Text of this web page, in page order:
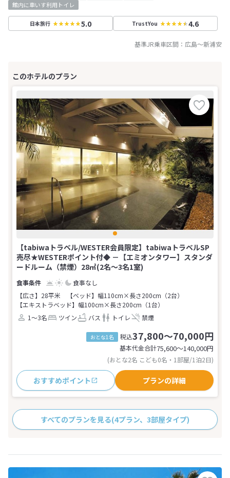
館内に車いす利用トイレ
日本旅行 5.0 TrustYou 4.6
基準JR乗車区間： 広島～新浦安
【tabiwaトラベル/WESTER会員限定】tabiwaトラベルSP
売尽★WESTERポイント付◆ －【エミオンタワー】スタンダ
ードルーム（禁煙）28㎡(2名～3名1室)
食事なし
【広さ】28平米
【ベッド】幅110cm×長さ200cm（2台）
【エキストラベッド】幅100cm×長さ200cm（1台）
1～3名
ツイン バス トイレ 禁煙
おとな1名 税込37,800～70,000円
基本代金合計75,600〜140,000円
(おとな2名 こども0名・1部屋/1泊2日)
おすすめポイント プランの詳細
すべてのプランを見る(4プラン、3部屋タイプ)